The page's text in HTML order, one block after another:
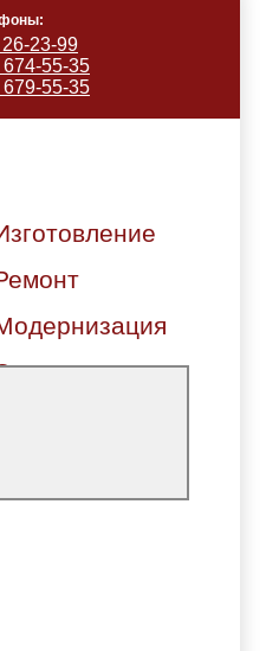
23-99
55-35
55-35